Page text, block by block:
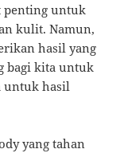
penting untuk
kulit. Namun,
hasil yang
bagi kita untuk
untuk hasil
yang tahan